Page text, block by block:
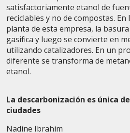
satisfactoriamente etanol de
reciclables y no de compostas. En
planta de esta empresa, la basura
gasifica y luego se convierte en
utilizando catalizadores. En un
diferente se transforma de
etanol.
La descarbonización es única de
ciudades
Nadine Ibrahim